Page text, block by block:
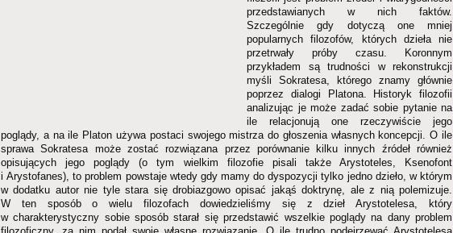
przedstawianych w nich faktów.
Szczególnie gdy dotyczą one mniej
popularnych filozofów, których dzieła nie
przetrwały próby czasu. Koronnym
przykładem są trudności w rekonstrukcji
myśli Sokratesa, którego znamy głównie
poprzez dialogi Platona. Historyk filozofii
analizując je może zadać sobie pytanie na
ile relacjonują one rzeczywiście jego
poglądy, a na ile Platon używa postaci swojego mistrza do głoszenia własnych koncepcji. O ile
sprawa Sokratesa może zostać rozwiązana przez porównanie kilku innych źródeł również
opisujących jego poglądy (o tym wielkim filozofie pisali także Arystoteles, Ksenofont
i Arystofanes), to problem powstaje wtedy gdy mamy do dyspozycji tylko jedno dzieło, w którym
w dodatku autor nie tyle stara się drobiazgowo opisać jakąś doktrynę, ale z nią polemizuje.
W ten sposób o wielu filozofach dowiedzieliśmy się z dzieł Arystotelesa, który
w charakterystyczny sobie sposób starał się przedstawić wszelkie poglądy na dany problem